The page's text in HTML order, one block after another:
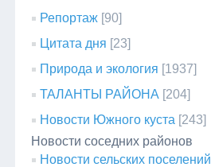
Репортаж [90]
Цитата дня [23]
Природа и экология [1937]
ТАЛАНТЫ РАЙОНА [204]
Новости Южного куста [243]
Новости соседних районов
Новости сельских поселений